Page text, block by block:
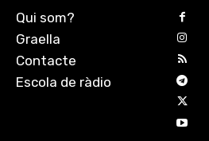
Qui som?
Graella
Contacte
Escola de ràdio